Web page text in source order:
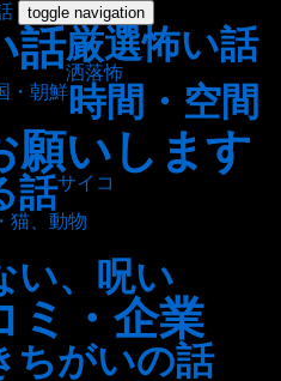
toggle navigation
話厳選怖い話
洒落怖
・朝鮮 時間・空間
願いします
話サイコ
猫、動物
い、呪い
ミ・企業
ちがいの話